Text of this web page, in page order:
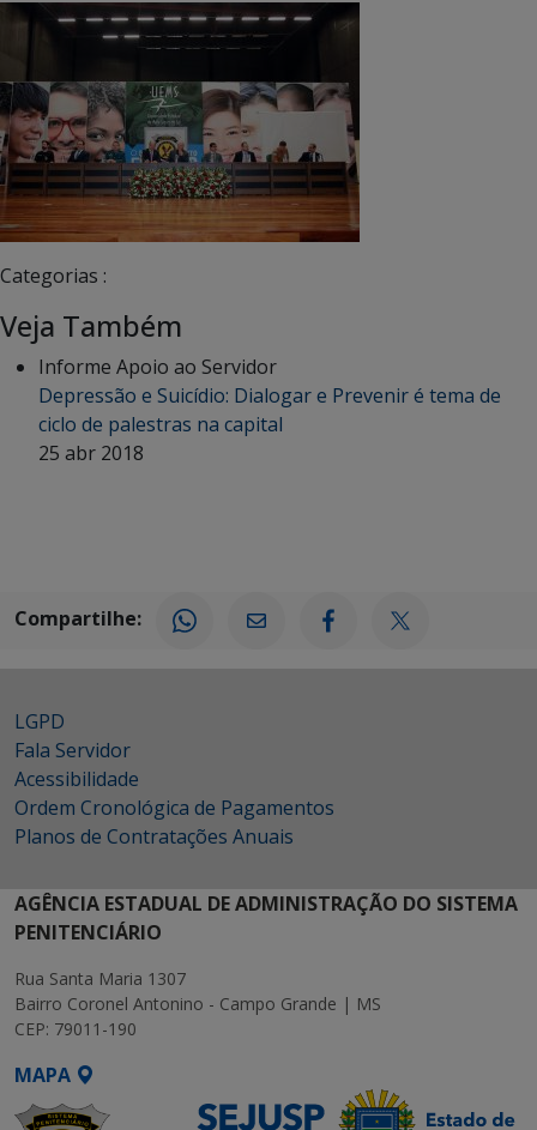
Categorias :
Veja Também
Informe Apoio ao Servidor
Depressão e Suicídio: Dialogar e Prevenir é tema de
ciclo de palestras na capital
25 abr 2018
Compartilhe:
LGPD
Fala Servidor
Acessibilidade
Ordem Cronológica de Pagamentos
Planos de Contratações Anuais
AGÊNCIA ESTADUAL DE ADMINISTRAÇÃO DO SISTEMA
PENITENCIÁRIO
Rua Santa Maria 1307
Bairro Coronel Antonino - Campo Grande | MS
CEP: 79011-190
MAPA